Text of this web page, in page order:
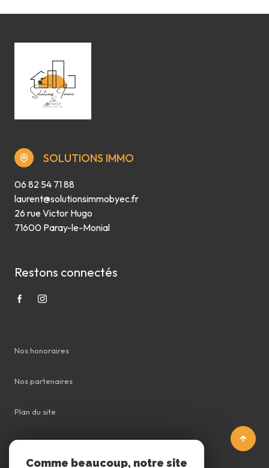
SOLUTIONS IMMO
06 82 54 71 88
laurent@solutionsimmobyec.fr
26 rue Victor Hugo
71600 Paray-le-Monial
Restons connectés
Nos honoraires
Nos partenaires
Plan du site
Mentions légales
Comme beaucoup, notre site